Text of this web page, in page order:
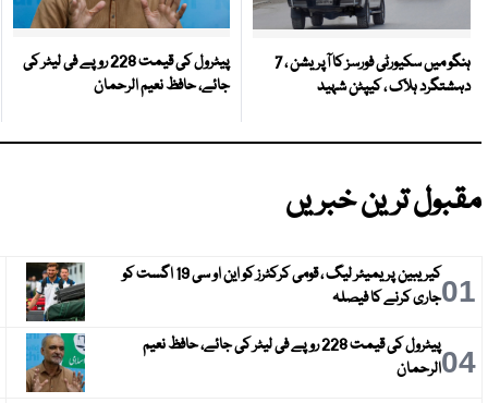
ہنگو میں سکیورٹی فورسز کا آپریشن ، 7
دہشتگرد ہلاک ، کیپٹن شہید
پیٹرول کی قیمت 228 روپے فی لیٹر کی
جائے، حافظ نعیم الرحمان
مقبول ترین خبریں
01
کیریبین پریمیئر لیگ ، قومی کرکٹرز کو این او سی 19 اگست کو
جاری کرنے کا فیصلہ
04
پیٹرول کی قیمت 228 روپے فی لیٹر کی جائے، حافظ نعیم
الرحمان